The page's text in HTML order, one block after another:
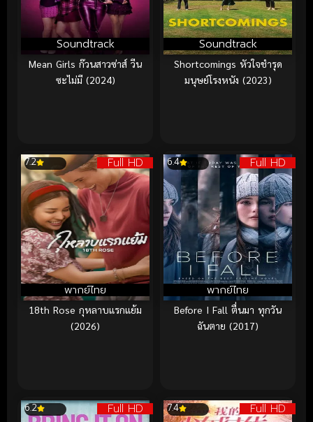
Soundtrack
Mean Girls ก๊วนสาวซ่าส์ วีน
ซะไม่มี (2024)
Soundtrack
Shortcomings หัวใจชำรุด
มนุษย์โรงหนัง (2023)
Full HD
พากย์ไทย
7.2
18th Rose กุหลาบแรกแย้ม
(2026)
Full HD
พากย์ไทย
6.4
Before I Fall ตื่นมา ทุกวัน
ฉันตาย (2017)
Full HD
6.2 Full HD
7.4